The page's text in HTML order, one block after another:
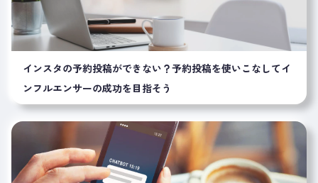
インスタの予約投稿ができない？予約投稿を使いこなしてイ
ンフルエンサーの成功を目指そう